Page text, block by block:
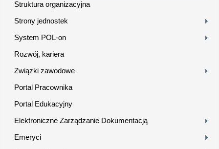
Struktura organizacyjna
Strony jednostek
System POL-on
Rozwój, kariera
Związki zawodowe
Portal Pracownika
Portal Edukacyjny
Elektroniczne Zarządzanie Dokumentacją
Emeryci